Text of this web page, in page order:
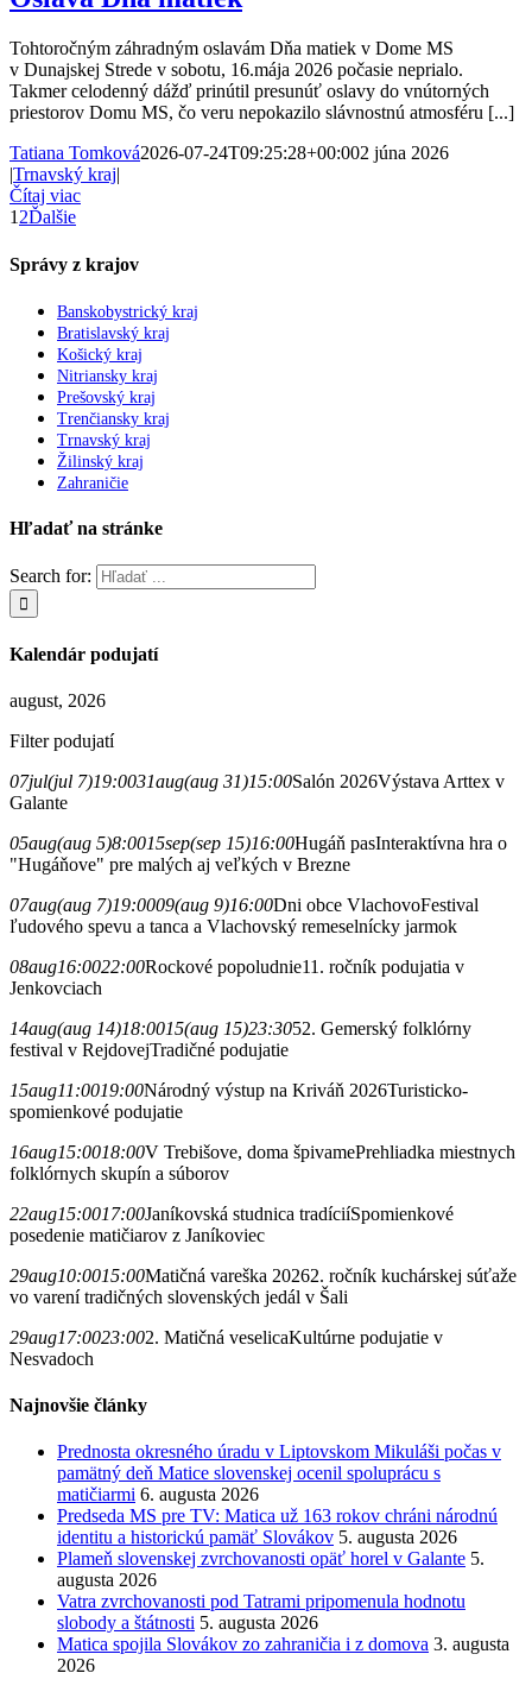
Tohtoročným záhradným oslavám Dňa matiek v Dome MS
v Dunajskej Strede v sobotu, 16.mája 2026 počasie neprialo.
Takmer celodenný dážď prinútil presunúť oslavy do vnútorných
priestorov Domu MS, čo veru nepokazilo slávnostnú atmosféru [...]
Tatiana Tomková2026-07-24T09:25:28+00:002 júna 2026
|Trnavský kraj|
Čítaj viac
1 2Ďalšie
Správy z krajov
Banskobystrický kraj
Bratislavský kraj
Košický kraj
Nitriansky kraj
Prešovský kraj
Trenčiansky kraj
Trnavský kraj
Žilinský kraj
Zahraničie
Hľadať na stránke
Search for:
Kalendár podujatí
august, 2026
Filter podujatí
07jul(jul 7)19:0031aug(aug 31)15:00Salón 2026Výstava Arttex v
Galante
05aug(aug 5)8:0015sep(sep 15)16:00Hugáň pasInteraktívna hra o
"Hugáňove" pre malých aj veľkých v Brezne
07aug(aug 7)19:0009(aug 9)16:00Dni obce VlachovoFestival
ľudového spevu a tanca a Vlachovský remeselnícky jarmok
08aug16:0022:00Rockové popoludnie11. ročník podujatia v
Jenkovciach
14aug(aug 14)18:0015(aug 15)23:3052. Gemerský folklórny
festival v RejdovejTradičné podujatie
15aug11:0019:00Národný výstup na Kriváň 2026Turisticko-
spomienkové podujatie
16aug15:0018:00V Trebišove, doma špivamePrehliadka miestnych
folklórnych skupín a súborov
22aug15:0017:00Janíkovská studnica tradíciíSpomienkové
posedenie matičiarov z Janíkoviec
29aug10:0015:00Matičná vareška 20262. ročník kuchárskej súťaže
vo varení tradičných slovenských jedál v Šali
29aug17:0023:002. Matičná veselicaKultúrne podujatie v
Nesvadoch
Najnovšie články
Prednosta okresného úradu v Liptovskom Mikuláši počas v
pamätný deň Matice slovenskej ocenil spoluprácu s
matičiarmi 6. augusta 2026
Predseda MS pre TV: Matica už 163 rokov chráni národnú
identitu a historickú pamäť Slovákov 5. augusta 2026
Plameň slovenskej zvrchovanosti opäť horel v Galante 5.
augusta 2026
Vatra zvrchovanosti pod Tatrami pripomenula hodnotu
slobody a štátnosti 5. augusta 2026
Matica spojila Slovákov zo zahraničia i z domova 3. augusta
2026